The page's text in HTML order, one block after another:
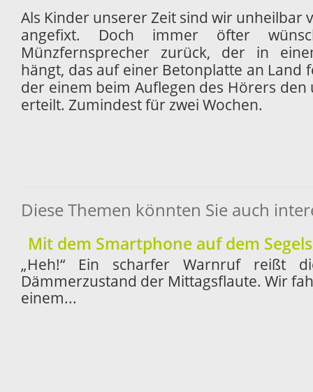
Als Kinder unserer Zeit sind wir unheilbar
angefixt. Doch immer öfter
Münzfernsprecher zurück, der in
hängt, das auf einer Betonplatte an Land
der einem beim Auflegen des Hörers
erteilt. Zumindest für zwei Wochen.
Diese Themen könnten Sie auch
Mit dem Smartphone auf dem
„Heh!“ Ein scharfer Warnruf reißt
Dämmerzustand der Mittagsflaute. Wir
einem...